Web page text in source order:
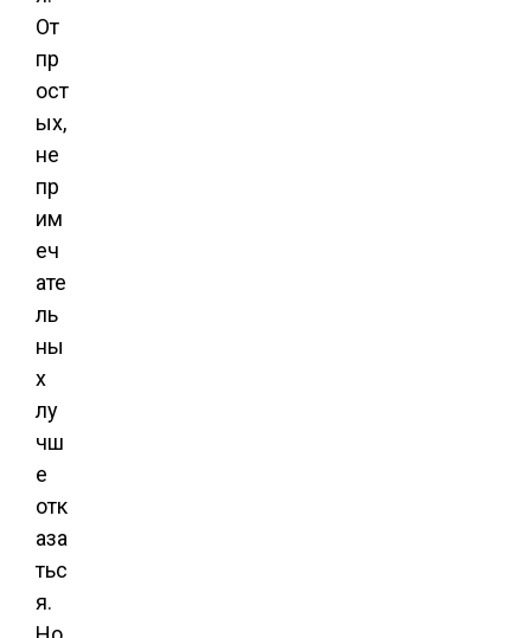
От
пр
ост
ых,
не
пр
им
еч
ате
ль
ны
х
лу
чш
е
отк
аза
тьс
я.